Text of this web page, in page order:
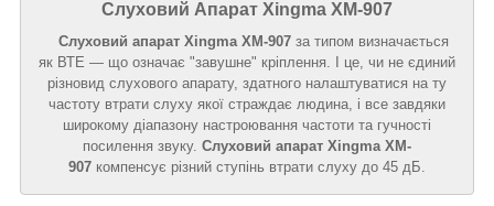
Слуховий Апарат Xingma XM-907
Слуховий апарат Xingma XM-907 за типом визначається
як ВТЕ — що означає "завушне" кріплення. І це, чи не єдиний
різновид слухового апарату, здатного налаштуватися на ту
частоту втрати слуху якої страждає людина, і все завдяки
широкому діапазону настроювання частоти та гучності
посилення звуку. Слуховий апарат Xingma XM-
907 компенсує різний ступінь втрати слуху до 45 дБ.